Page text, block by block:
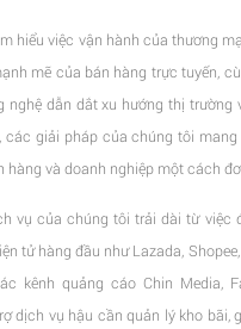
hiểu việc vận hành của thương
mẽ của bán hàng trực tuyến,
nghệ dẫn dắt xu hướng thị trường
các giải pháp của chúng tôi
hàng và doanh nghiệp một cách
vụ của chúng tôi trải dài từ việc
tử hàng đầu như Lazada,
kênh quảng cáo Chin Media,
dịch vụ hậu cần quản lý kho bãi,